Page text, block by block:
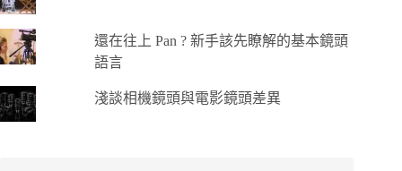
還在往上 Pan ? 新手該先瞭解的基本鏡頭
語言
淺談相機鏡頭與電影鏡頭差異